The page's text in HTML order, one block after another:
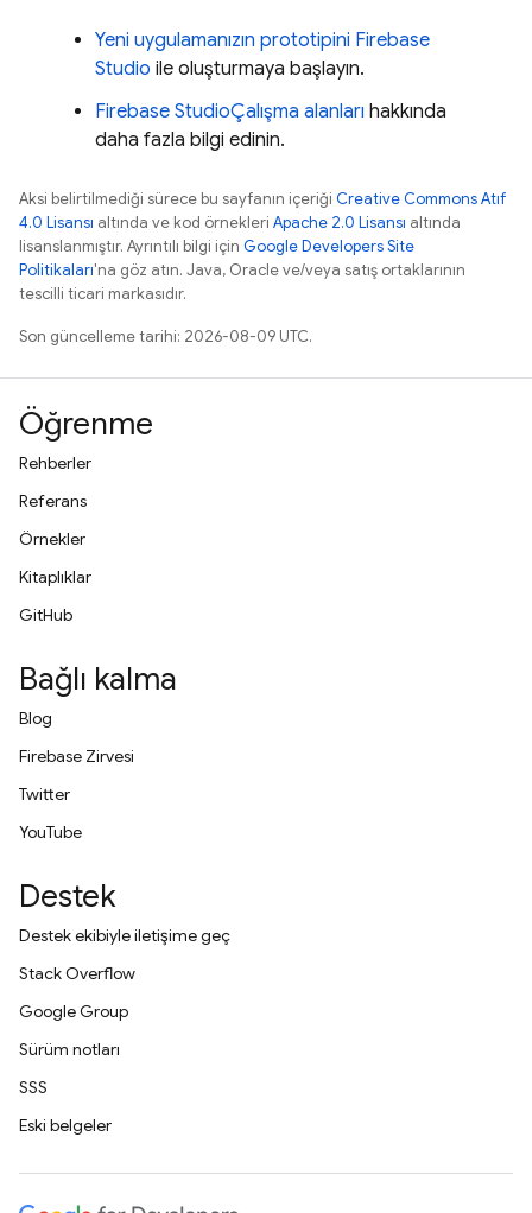
Yeni uygulamanızın prototipini Firebase
Studio ile oluşturmaya başlayın.
Firebase StudioÇalışma alanları hakkında
daha fazla bilgi edinin.
Aksi belirtilmediği sürece bu sayfanın içeriği Creative Commons Atıf
4.0 Lisansı altında ve kod örnekleri Apache 2.0 Lisansı altında
lisanslanmıştır. Ayrıntılı bilgi için Google Developers Site
Politikaları'na göz atın. Java, Oracle ve/veya satış ortaklarının
tescilli ticari markasıdır.
Son güncelleme tarihi: 2026-08-09 UTC.
Öğrenme
Rehberler
Referans
Örnekler
Kitaplıklar
GitHub
Bağlı kalma
Blog
Firebase Zirvesi
Twitter
YouTube
Destek
Destek ekibiyle iletişime geç
Stack Overflow
Google Group
Sürüm notları
SSS
Eski belgeler